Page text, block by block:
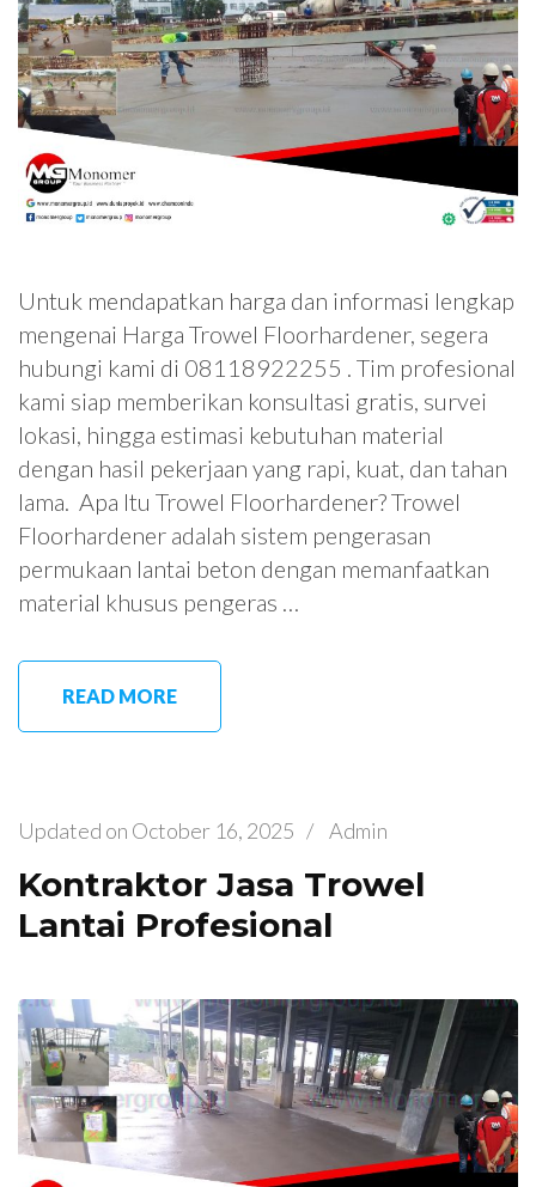
Untuk mendapatkan harga dan informasi lengkap
mengenai Harga Trowel Floorhardener, segera
hubungi kami di 08118922255 . Tim profesional
kami siap memberikan konsultasi gratis, survei
lokasi, hingga estimasi kebutuhan material
dengan hasil pekerjaan yang rapi, kuat, dan tahan
lama. Apa Itu Trowel Floorhardener? Trowel
Floorhardener adalah sistem pengerasan
permukaan lantai beton dengan memanfaatkan
material khusus pengeras …
READ MORE
Updated on October 16, 2025 / Admin
Kontraktor Jasa Trowel
Lantai Profesional